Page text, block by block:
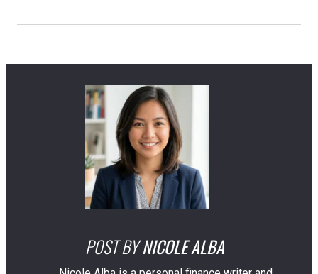
POST BY NICOLE ALBA